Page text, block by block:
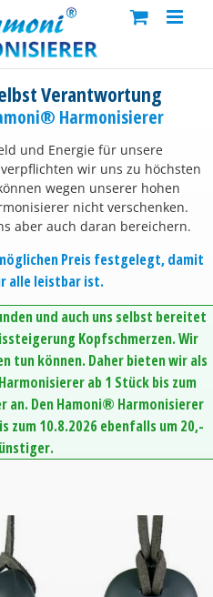
Verantwortung
Harmonisierer
und Energie für unsere
wir uns zu höchsten
wegen unserer hohen
nicht verschenken.
aber auch daran bereichern.
Preis festgelegt, damit
alle leistbar ist.
und auch uns selbst bereitet
Kopfschmerzen. Wir
tun können. Daher bieten wir als
ab 1 Stück bis zum
an. Den Hamoni® Harmonisierer
zum 10.8.2026 ebenfalls um 20,-